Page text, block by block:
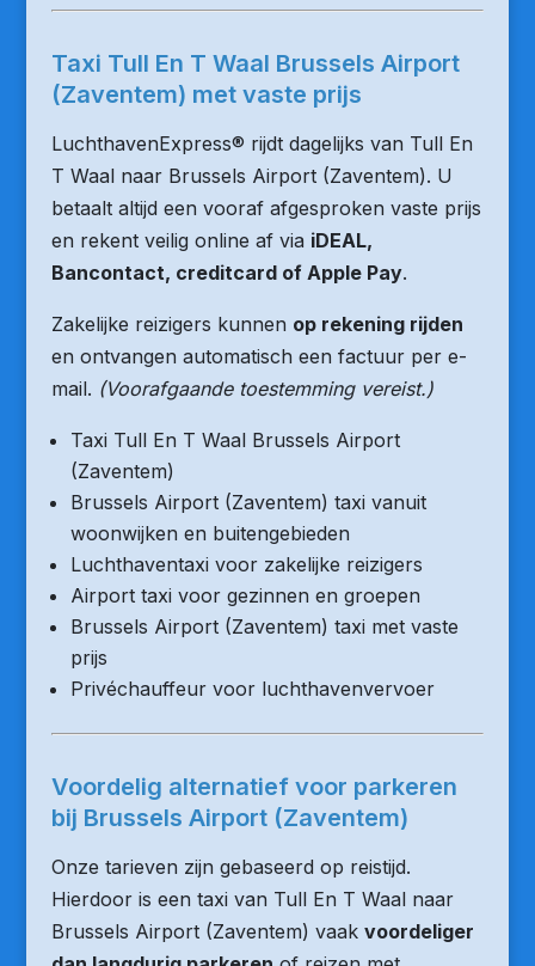
Taxi Tull En T Waal Brussels Airport
(Zaventem) met vaste prijs
LuchthavenExpress® rijdt dagelijks van Tull En
T Waal naar Brussels Airport (Zaventem). U
betaalt altijd een vooraf afgesproken vaste prijs
en rekent veilig online af via iDEAL,
Bancontact, creditcard of Apple Pay.
Zakelijke reizigers kunnen op rekening rijden
en ontvangen automatisch een factuur per e-
mail. (Voorafgaande toestemming vereist.)
Taxi Tull En T Waal Brussels Airport
(Zaventem)
Brussels Airport (Zaventem) taxi vanuit
woonwijken en buitengebieden
Luchthaventaxi voor zakelijke reizigers
Airport taxi voor gezinnen en groepen
Brussels Airport (Zaventem) taxi met vaste
prijs
Privéchauffeur voor luchthavenvervoer
Voordelig alternatief voor parkeren
bij Brussels Airport (Zaventem)
Onze tarieven zijn gebaseerd op reistijd.
Hierdoor is een taxi van Tull En T Waal naar
Brussels Airport (Zaventem) vaak voordeliger